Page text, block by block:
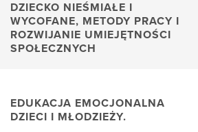
DZIECKO NIEŚMIAŁE I
WYCOFANE, METODY PRACY I
ROZWIJANIE UMIEJĘTNOŚCI
SPOŁECZNYCH
EDUKACJA EMOCJONALNA
DZIECI I MŁODZIEŻY.